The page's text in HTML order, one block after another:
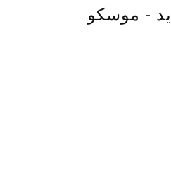
- موسكو